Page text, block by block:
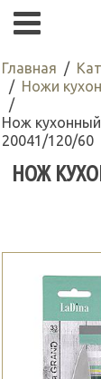
Главная
Ножи
Нож кухонный
20041/120/60
НОЖ